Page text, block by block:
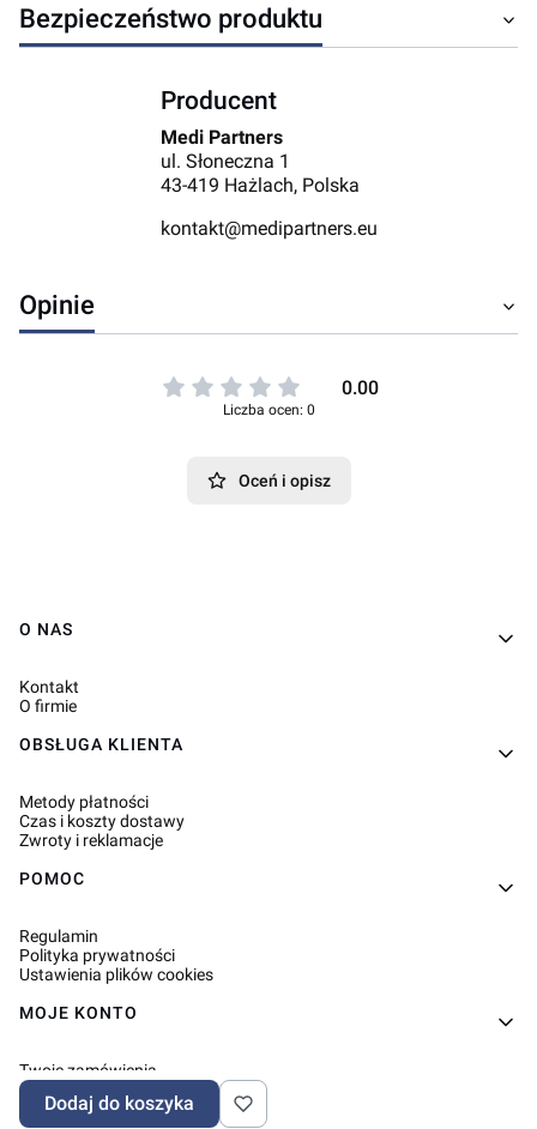
Bezpieczeństwo produktu
Producent
Medi Partners
ul. Słoneczna 1
43-419 Hażlach, Polska
kontakt@medipartners.eu
Opinie
0.00
Liczba ocen: 0
Oceń i opisz
Linki w stopce
O NAS
Kontakt
O firmie
OBSŁUGA KLIENTA
Metody płatności
Czas i koszty dostawy
Zwroty i reklamacje
POMOC
Regulamin
Polityka prywatności
Ustawienia plików cookies
MOJE KONTO
Twoje zamówienia
Ustawienia konta
Ulubione
Dodaj do koszyka